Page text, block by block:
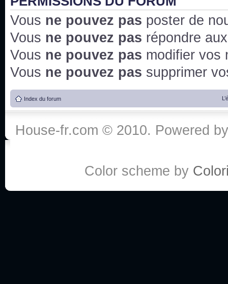
Vous ne pouvez pas poster de
Vous ne pouvez pas répondre
Vous ne pouvez pas modifier vos
Vous ne pouvez pas supprimer
Index du forum
House-fr.com © 2010. Powered
Color scheme by